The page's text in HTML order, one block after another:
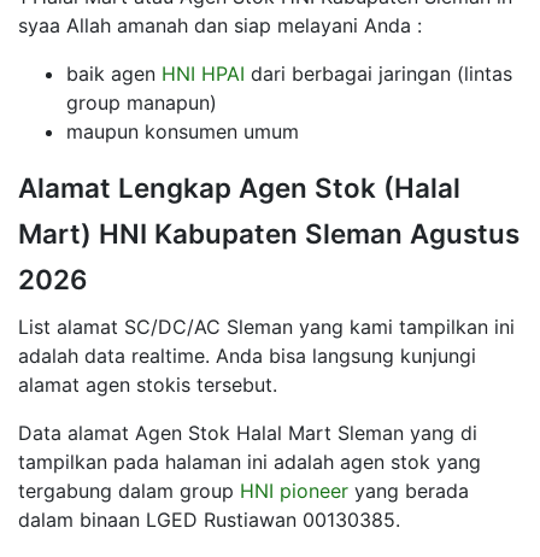
syaa Allah amanah dan siap melayani Anda :
baik agen HNI HPAI dari berbagai jaringan (lintas
group manapun)
maupun konsumen umum
Alamat Lengkap Agen Stok (Halal
Mart) HNI Kabupaten Sleman Agustus
2026
List alamat SC/DC/AC Sleman yang kami tampilkan ini
adalah data realtime. Anda bisa langsung kunjungi
alamat agen stokis tersebut.
Data alamat Agen Stok Halal Mart Sleman yang di
tampilkan pada halaman ini adalah agen stok yang
tergabung dalam group HNI pioneer yang berada
dalam binaan LGED Rustiawan 00130385.